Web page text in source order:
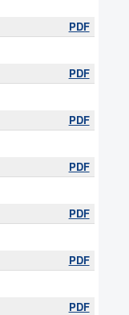
PDF
PDF
PDF
PDF
PDF
PDF
PDF